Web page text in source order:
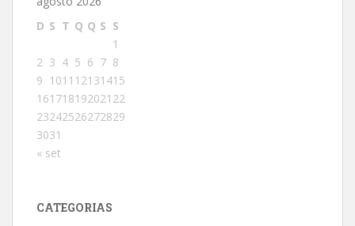
D S T Q Q S S
1
2 3 4 5 6 7 8
9 1011 12131415
161718192021 22
23242526272829
3031
« set
CATEGORIAS